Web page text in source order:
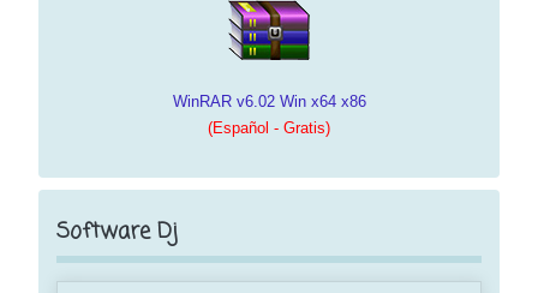
WinRAR v6.02 Win x64 x86
(Español - Gratis)
Software Dj